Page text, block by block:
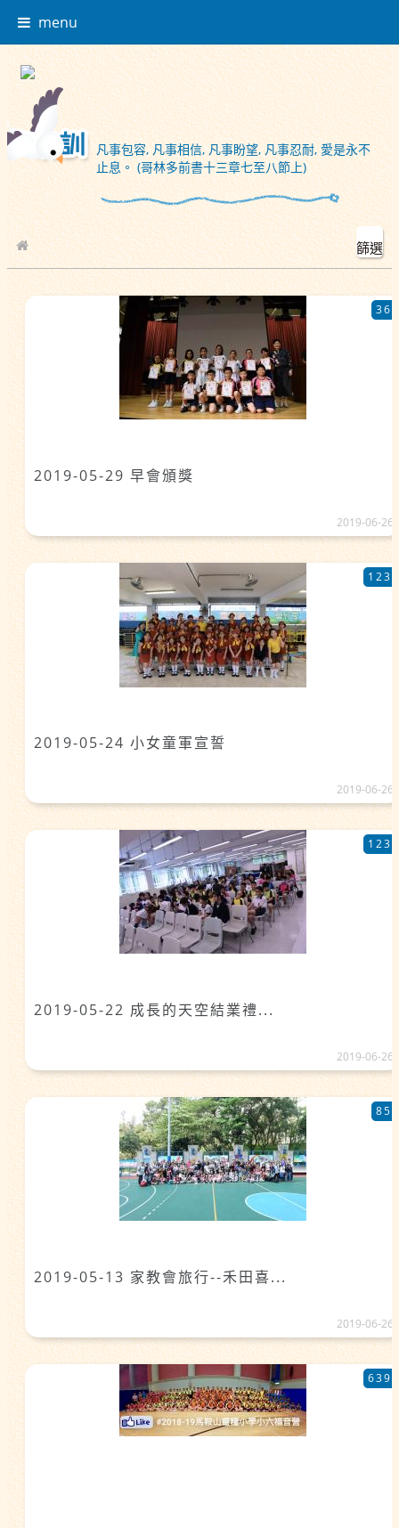
menu
凡事包容, 凡事相信, 凡事盼望, 凡事忍耐, 愛是永不
止息。 (哥林多前書十三章七至八節上)
校園相簿
篩選
2019-05-29 早會頒獎
36
2019-06-26
2019-05-24 小女童軍宣誓
123
2019-06-26
2019-05-22 成長的天空結業禮...
123
2019-06-26
2019-05-13 家教會旅行--禾田喜...
85
2019-06-26
639